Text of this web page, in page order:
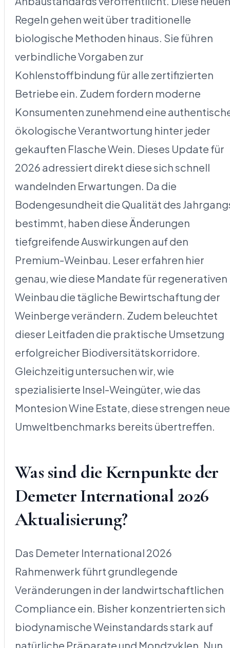
Regeln gehen weit über traditionelle
biologische Methoden hinaus. Sie führen
verbindliche Vorgaben zur
Kohlenstoffbindung für alle zertifizierten
Betriebe ein. Zudem fordern moderne
Konsumenten zunehmend eine
ökologische Verantwortung hinter jeder
gekauften Flasche Wein. Dieses Update für
2026 adressiert direkt diese sich schnell
wandelnden Erwartungen. Da die
Bodengesundheit die Qualität des
bestimmt, haben diese Änderungen
tiefgreifende Auswirkungen auf den
Premium-Weinbau. Leser erfahren hier
genau, wie diese Mandate für regenerativen
Weinbau die tägliche Bewirtschaftung der
Weinberge verändern. Zudem beleuchtet
dieser Leitfaden die praktische Umsetzung
erfolgreicher Biodiversitätskorridore.
Gleichzeitig untersuchen wir, wie
spezialisierte Insel-Weingüter, wie das
Montesion Wine Estate, diese strengen
Umweltbenchmarks bereits übertreffen.
Was sind die Kernpunkte der
Demeter International 2026
Aktualisierung?
Das Demeter International 2026
Rahmenwerk führt grundlegende
Veränderungen in der landwirtschaftlichen
Compliance ein. Bisher konzentrierten sich
biodynamische Weinstandards stark auf
natürliche Präparate und Mondzyklen. Nun